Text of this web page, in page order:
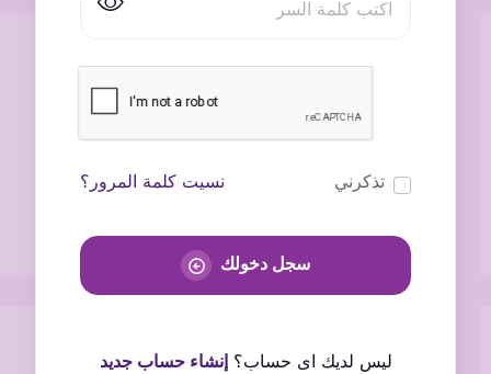
تذكرني نسيت كلمة المرور؟
سجل دخولك
ليس لديك اى حساب؟إنشاء حساب جديد